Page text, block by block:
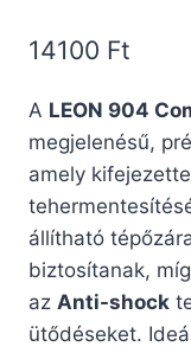
14100 Ft
A LEON 904
megjelenésű,
amely
állítható
biztosítanak,
az Anti-shock
ütődéseket.